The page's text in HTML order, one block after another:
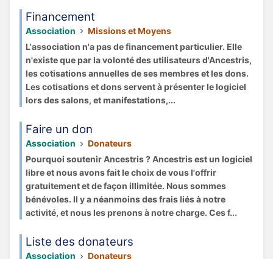
Financement
Association
Missions et Moyens
L'association n'a pas de financement particulier. Elle
n'existe que par la volonté des utilisateurs d'Ancestris,
les cotisations annuelles de ses membres et les dons.
Les cotisations et dons servent à présenter le logiciel
lors des salons, et manifestations,...
Faire un don
Association
Donateurs
Pourquoi soutenir Ancestris ? Ancestris est un logiciel
libre et nous avons fait le choix de vous l'offrir
gratuitement et de façon illimitée. Nous sommes
bénévoles. Il y a néanmoins des frais liés à notre
activité, et nous les prenons à notre charge. Ces f...
Liste des donateurs
Association Donateurs